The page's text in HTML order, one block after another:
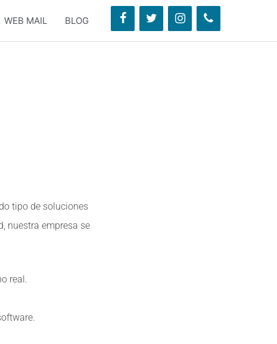
WEB MAIL BLOG
tipo de soluciones
nuestra empresa se
real.